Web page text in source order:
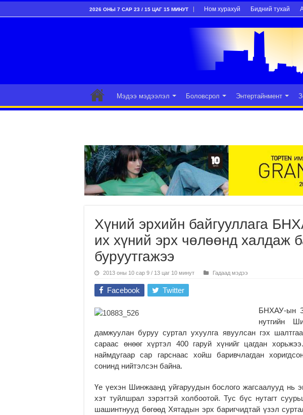
2026 ОНЫ 7 САР 23 / 15 ЦАГ 15 МИНУТ Ном хурахуй Бидний тухай
Мэдээ мэдээлэл Боловсрол Энтертайнмент
Хүний эрхийн байгууллага
их хүний эрх чөлөөнд халдаж
буруутгажээ
2013 оны 10 сар 9 / 13 цаг 10 минут Гадаад мэдээ
Facebook Twitter
БНХАУ-ын
нутгийн
дамжуулан буруу суртал ухуулга явуулсан гэх
сараас өнөөг хүртэл 400 гаруй хүнийг цагдан
наймдугаар сар гарснаас хойш баривчлагдан
сонинд нийтэлсэн байна.
Үе үехэн Шинжаанд уйгаруудын бослого жагсаалууд
хэт туйлшрал зэрэгтэй холбоотой. Тус бүс нутагт
шашинтнууд бөгөөд Хятадын эрх баригчидтай үзэл